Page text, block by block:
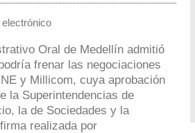
Oral de Medellín admitió
frenar las negociaciones
y Millicom, cuya aprobación
la Superintendencias de
la de Sociedades y la
realizada por